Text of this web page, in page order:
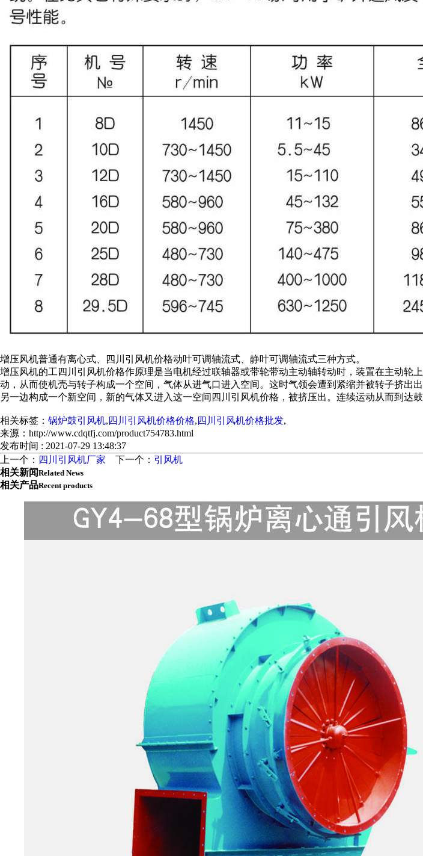
增压风机普通有离心式、四川引风机价格动叶可调轴流式、静叶可调轴流式三种方式。
增压风机的工四川引风机价格作原理是当电机经过联轴器或带轮带动主动轴转动时，装置在主动
动，从而使机壳与转子构成一个空间，气体从进气口进入空间。这时气领会遭到紧缩并被转子挤
另一边构成一个新空间，新的气体又进入这一空间四川引风机价格，被挤压出。连续运动从而到达鼓
相关标签： 锅炉鼓引风机, 四川引风机价格价格, 四川引风机价格批发,
来源：http://www.cdqtfj.com/product754783.html
发布时间 : 2021-07-29 13:48:37
上一个： 四川引风机厂家 下一个： 引风机
相关新闻Related News
相关产品Recent products